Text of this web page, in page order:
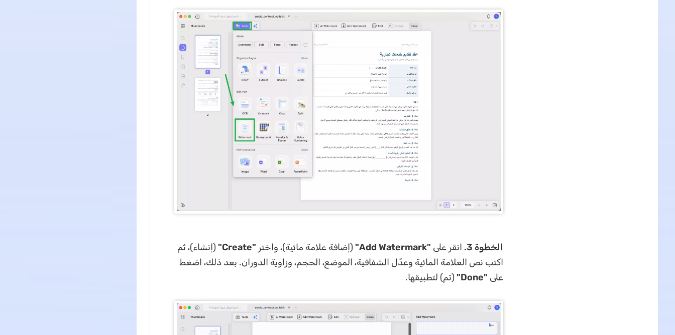
الخطوة 3. انقر على "Add Watermark" (إضافة علامة مائية)، واختر "Create"
(إنشاء)، ثم
اكتب نص العلامة المائية وعدّل الشفافية، الموضع، الحجم، وزاوية الدوران. بعد ذلك، اضغط
على "
Done
" (تم) لتطبيقها.